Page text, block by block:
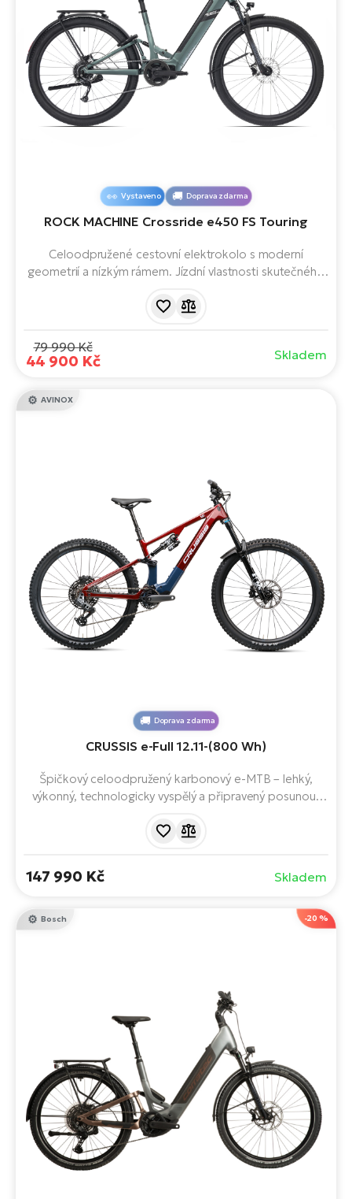
Vystaveno Doprava zdarma
ROCK MACHINE Crossride e450 FS Touring
Celoodpružené cestovní elektrokolo s moderní
geometrií a nízkým rámem. Jízdní vlastnosti skutečného
motorem Sport Drive, baterií s kapacitou 504 Wh,
79 990 Kč
44 900 Kč Skladem
Doprava zdarma
AVINOX
CRUSSIS e-Full 12.11-(800 Wh)
Špičkový celoodpružený karbonový e-MTB – lehký,
výkonný, technologicky vyspělý a připravený posunout
bezdrátové řazení SRAM X0 Eagle AXS, výkonný pohon
147 990 Kč Skladem
-20 %
Bosch